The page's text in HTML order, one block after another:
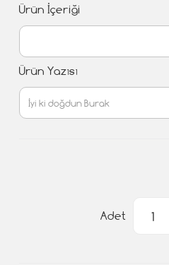
Ürün İçeriği
Ürün Yazısı
Adet